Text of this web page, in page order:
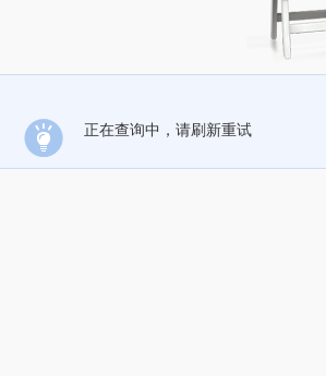
正在查询中，请刷新重试